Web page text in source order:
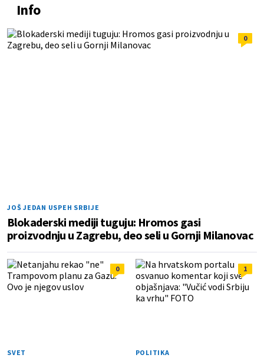
Info
0
JOŠ JEDAN USPEH SRBIJE
Blokaderski mediji tuguju: Hromos gasi
proizvodnju u Zagrebu, deo seli u Gornji Milanovac
0
SVET
1
POLITIKA